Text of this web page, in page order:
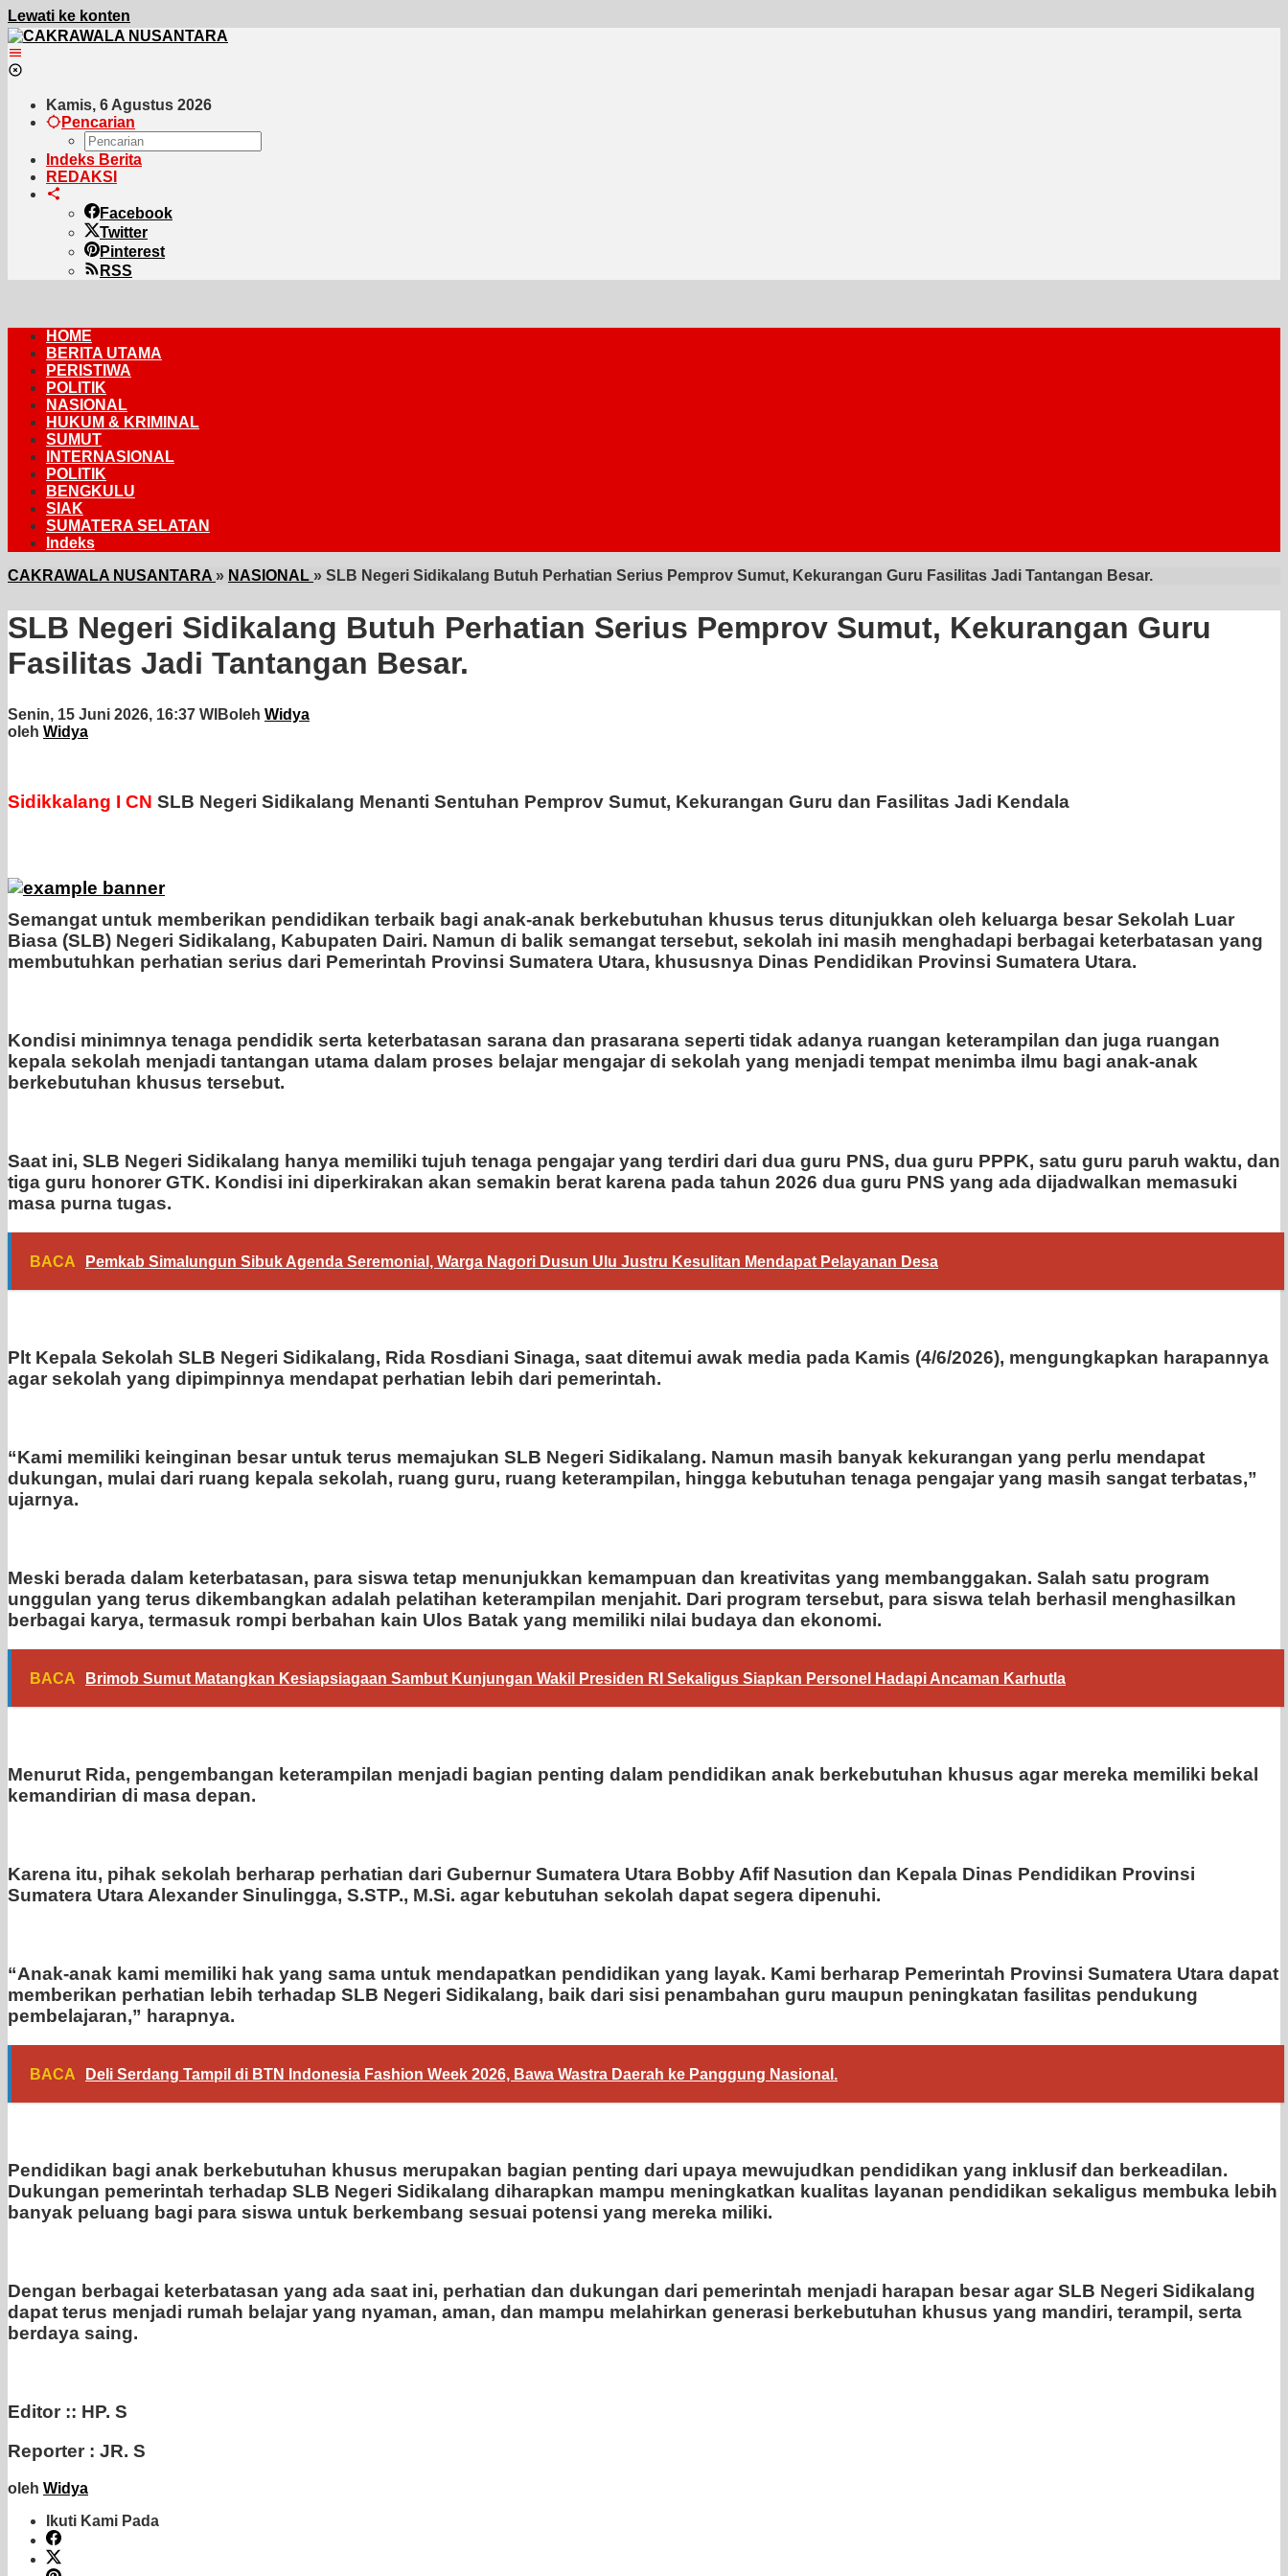
Lewati ke konten
Kamis, 6 Agustus 2026
Pencarian
Indeks Berita
REDAKSI
Facebook
Twitter
Pinterest
RSS
HOME
BERITA UTAMA
PERISTIWA
POLITIK
NASIONAL
HUKUM & KRIMINAL
SUMUT
INTERNASIONAL
POLITIK
BENGKULU
SIAK
SUMATERA SELATAN
Indeks
CAKRAWALA NUSANTARA » NASIONAL » SLB Negeri Sidikalang Butuh Perhatian Serius Pemprov Sumut, Kekurangan Guru Fasilitas Jadi Tantangan Besar.
SLB Negeri Sidikalang Butuh Perhatian Serius Pemprov Sumut, Kekurangan Guru
Fasilitas Jadi Tantangan Besar.
Senin, 15 Juni 2026, 16:37 WIBoleh Widya
oleh Widya
Sidikkalang I CN SLB Negeri Sidikalang Menanti Sentuhan Pemprov Sumut, Kekurangan Guru dan Fasilitas Jadi Kendala
Semangat untuk memberikan pendidikan terbaik bagi anak-anak berkebutuhan khusus terus ditunjukkan oleh keluarga besar Sekolah Luar
Biasa (SLB) Negeri Sidikalang, Kabupaten Dairi. Namun di balik semangat tersebut, sekolah ini masih menghadapi berbagai keterbatasan yang
membutuhkan perhatian serius dari Pemerintah Provinsi Sumatera Utara, khususnya Dinas Pendidikan Provinsi Sumatera Utara.
Kondisi minimnya tenaga pendidik serta keterbatasan sarana dan prasarana seperti tidak adanya ruangan keterampilan dan juga ruangan
kepala sekolah menjadi tantangan utama dalam proses belajar mengajar di sekolah yang menjadi tempat menimba ilmu bagi anak-anak
berkebutuhan khusus tersebut.
Saat ini, SLB Negeri Sidikalang hanya memiliki tujuh tenaga pengajar yang terdiri dari dua guru PNS, dua guru PPPK, satu guru paruh waktu, dan
tiga guru honorer GTK. Kondisi ini diperkirakan akan semakin berat karena pada tahun 2026 dua guru PNS yang ada dijadwalkan memasuki
masa purna tugas.
BACA Pemkab Simalungun Sibuk Agenda Seremonial, Warga Nagori Dusun Ulu Justru Kesulitan Mendapat Pelayanan Desa
Plt Kepala Sekolah SLB Negeri Sidikalang, Rida Rosdiani Sinaga, saat ditemui awak media pada Kamis (4/6/2026), mengungkapkan harapannya
agar sekolah yang dipimpinnya mendapat perhatian lebih dari pemerintah.
“Kami memiliki keinginan besar untuk terus memajukan SLB Negeri Sidikalang. Namun masih banyak kekurangan yang perlu mendapat
dukungan, mulai dari ruang kepala sekolah, ruang guru, ruang keterampilan, hingga kebutuhan tenaga pengajar yang masih sangat terbatas,”
ujarnya.
Meski berada dalam keterbatasan, para siswa tetap menunjukkan kemampuan dan kreativitas yang membanggakan. Salah satu program
unggulan yang terus dikembangkan adalah pelatihan keterampilan menjahit. Dari program tersebut, para siswa telah berhasil menghasilkan
berbagai karya, termasuk rompi berbahan kain Ulos Batak yang memiliki nilai budaya dan ekonomi.
BACA Brimob Sumut Matangkan Kesiapsiagaan Sambut Kunjungan Wakil Presiden RI Sekaligus Siapkan Personel Hadapi Ancaman Karhutla
Menurut Rida, pengembangan keterampilan menjadi bagian penting dalam pendidikan anak berkebutuhan khusus agar mereka memiliki bekal
kemandirian di masa depan.
Karena itu, pihak sekolah berharap perhatian dari Gubernur Sumatera Utara Bobby Afif Nasution dan Kepala Dinas Pendidikan Provinsi
Sumatera Utara Alexander Sinulingga, S.STP., M.Si. agar kebutuhan sekolah dapat segera dipenuhi.
“Anak-anak kami memiliki hak yang sama untuk mendapatkan pendidikan yang layak. Kami berharap Pemerintah Provinsi Sumatera Utara dapat
memberikan perhatian lebih terhadap SLB Negeri Sidikalang, baik dari sisi penambahan guru maupun peningkatan fasilitas pendukung
pembelajaran,” harapnya.
BACA Deli Serdang Tampil di BTN Indonesia Fashion Week 2026, Bawa Wastra Daerah ke Panggung Nasional.
Pendidikan bagi anak berkebutuhan khusus merupakan bagian penting dari upaya mewujudkan pendidikan yang inklusif dan berkeadilan.
Dukungan pemerintah terhadap SLB Negeri Sidikalang diharapkan mampu meningkatkan kualitas layanan pendidikan sekaligus membuka lebih
banyak peluang bagi para siswa untuk berkembang sesuai potensi yang mereka miliki.
Dengan berbagai keterbatasan yang ada saat ini, perhatian dan dukungan dari pemerintah menjadi harapan besar agar SLB Negeri Sidikalang
dapat terus menjadi rumah belajar yang nyaman, aman, dan mampu melahirkan generasi berkebutuhan khusus yang mandiri, terampil, serta
berdaya saing.
Editor :: HP. S
Reporter : JR. S
oleh Widya
Ikuti Kami Pada